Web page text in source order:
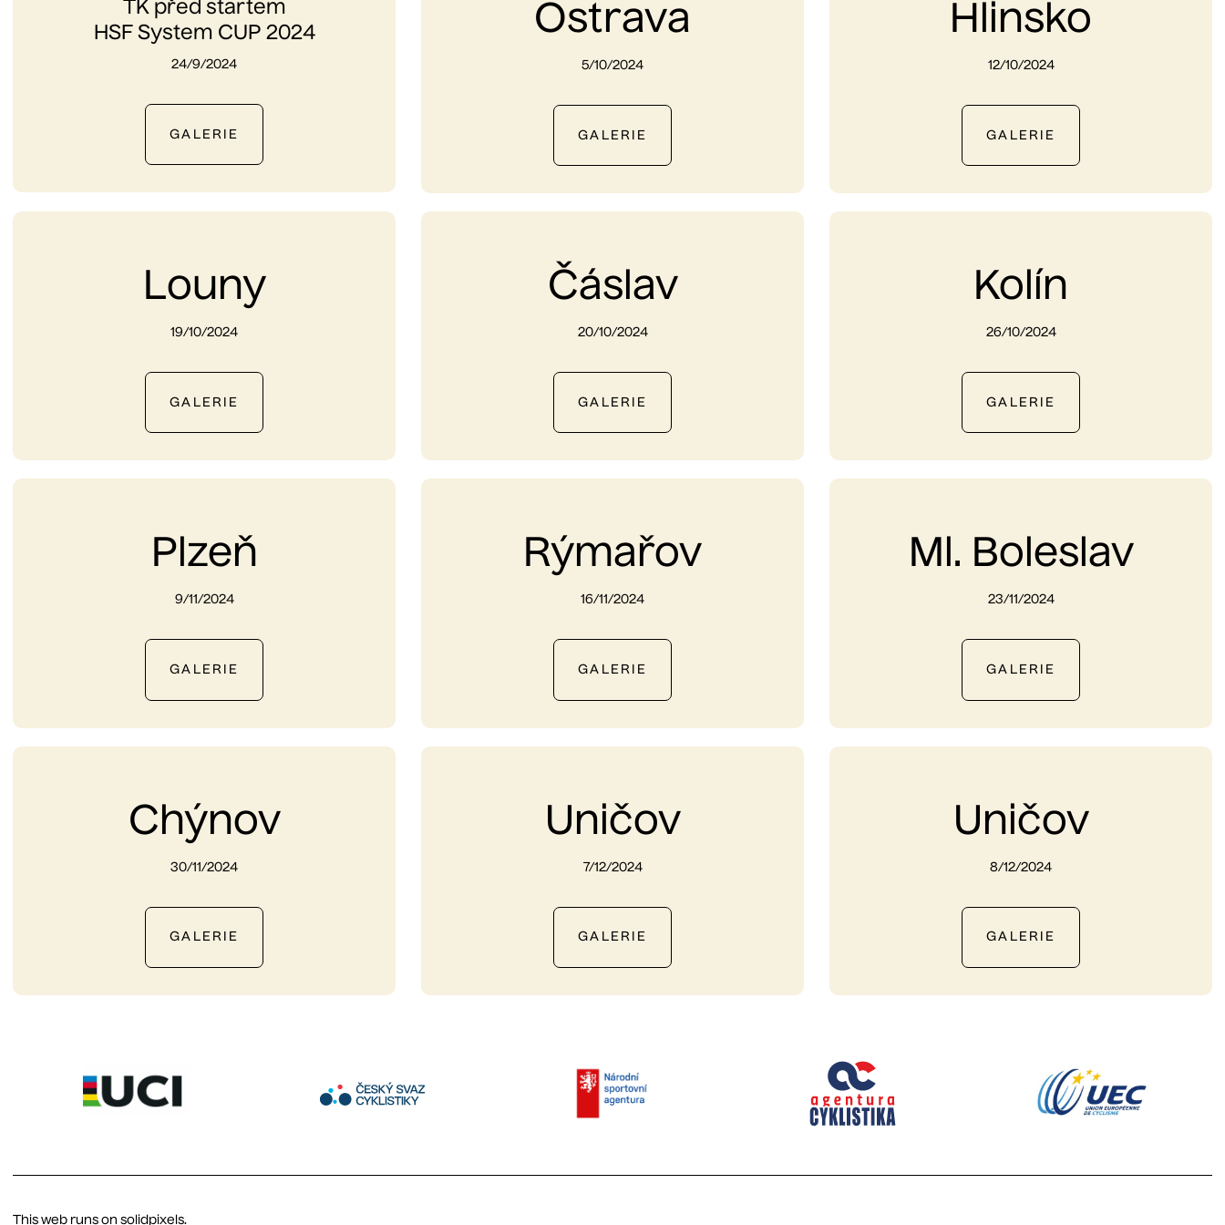
TK před startem
HSF System CUP 2024
24/9/2024
GALERIE
Ostrava
5/10/2024
GALERIE
Hlinsko
12/10/2024
GALERIE
Louny
19/10/2024
GALERIE
Čáslav
20/10/2024
GALERIE
Kolín
26/10/2024
GALERIE
Plzeň
9/11/2024
GALERIE
Rýmařov
16/11/2024
GALERIE
Ml. Boleslav
23/11/2024
GALERIE
Chýnov
30/11/2024
GALERIE
Uničov
7/12/2024
GALERIE
Uničov
8/12/2024
GALERIE
This web runs on solidpixels.